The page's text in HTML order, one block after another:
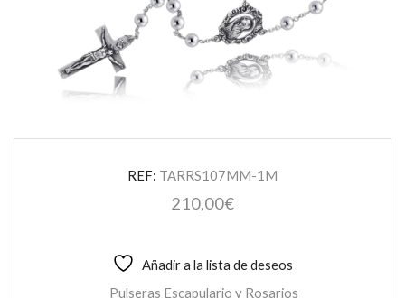
REF: TARRS107MM-1M
210,00€
Añadir a la lista de deseos
Pulseras Escapulario y Rosarios